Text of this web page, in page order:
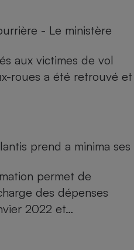
- Le ministère
aux victimes de vol
roues a été retrouvé et
prend a minima ses
permet de
des dépenses
2022 et…